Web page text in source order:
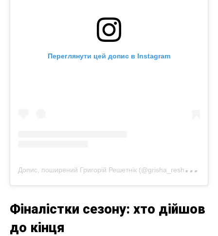
Переглянути цей допис в Instagram
Д
опис, поширений Григорій Решетнік (@grisha_reshetnik)
Фіналістки сезону: хто дійшов
до кінця